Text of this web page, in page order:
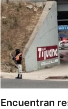
Encuentran